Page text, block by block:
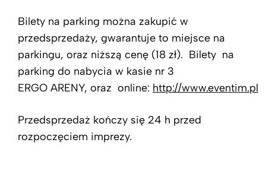
Bilety na parking można zakupić w
przedsprzedaży, gwarantuje to miejsce na
parkingu, oraz niższą cenę (18 zł). Bilety na
parking do nabycia w kasie nr 3
ERGO ARENY, oraz online: http://www.eventim.pl
Przedsprzedaż kończy się 24 h przed
rozpoczęciem imprezy.